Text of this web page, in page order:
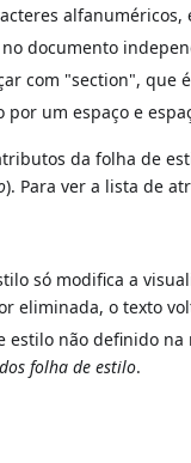
alfanuméricos,
documento
com "section", que
por um espaço e
da folha de
). Para ver a lista de
só modifica a
eliminada, o texto
estilo não definido
folha de estilo.